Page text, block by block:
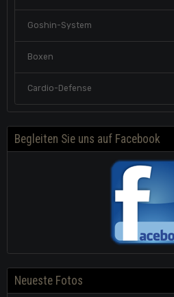
Goshin-System
Boxen
Cardio-Defense
Begleiten Sie uns auf Facebook
Neueste Fotos